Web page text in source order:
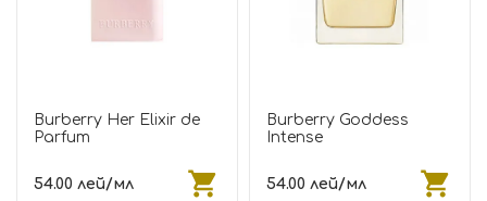
Burberry Her Elixir de
Parfum
54.00 лей/мл
Burberry Goddess
Intense
54.00 лей/мл